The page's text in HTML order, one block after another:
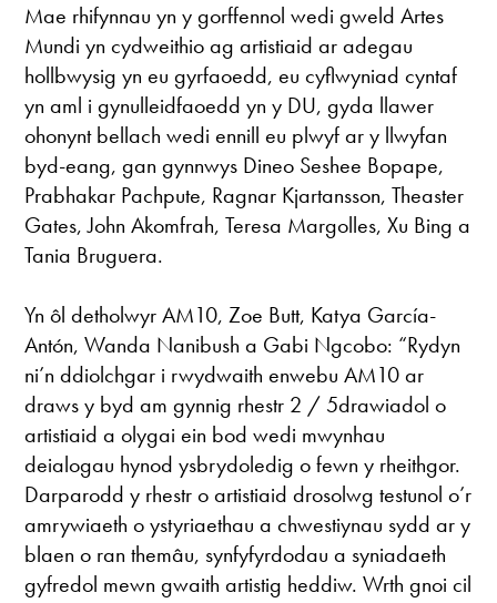
Mae rhifynnau yn y gorffennol wedi gweld Artes
Mundi yn cydweithio ag artistiaid ar adegau
hollbwysig yn eu gyrfaoedd, eu cyflwyniad cyntaf
yn aml i gynulleidfaoedd yn y DU, gyda llawer
ohonynt bellach wedi ennill eu plwyf ar y llwyfan
byd-eang, gan gynnwys Dineo Seshee Bopape,
Prabhakar Pachpute, Ragnar Kjartansson, Theaster
Gates, John Akomfrah, Teresa Margolles, Xu Bing a
Tania Bruguera.
Yn ôl detholwyr AM10, Zoe Butt, Katya García-
Antón, Wanda Nanibush a Gabi Ngcobo: “Rydyn
ni’n ddiolchgar i rwydwaith enwebu AM10 ar
draws y byd am gynnig rhestr 2 / 5drawiadol o
artistiaid a olygai ein bod wedi mwynhau
deialogau hynod ysbrydoledig o fewn y rheithgor.
Darparodd y rhestr o artistiaid drosolwg testunol o’r
amrywiaeth o ystyriaethau a chwestiynau sydd ar y
blaen o ran themâu, synfyfyrdodau a syniadaeth
gyfredol mewn gwaith artistig heddiw. Wrth gnoi cil